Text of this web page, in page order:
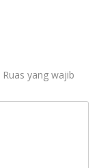
Ruas yang wajib